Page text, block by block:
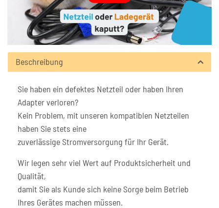
Beschreibung
Sie haben ein defektes Netzteil oder haben Ihren
Adapter verloren?
Kein Problem, mit unseren kompatiblen Netzteilen
haben Sie stets eine
zuverlässige Stromversorgung für Ihr Gerät.
Wir legen sehr viel Wert auf Produktsicherheit und
Qualität,
damit Sie als Kunde sich keine Sorge beim Betrieb
Ihres Gerätes machen müssen.